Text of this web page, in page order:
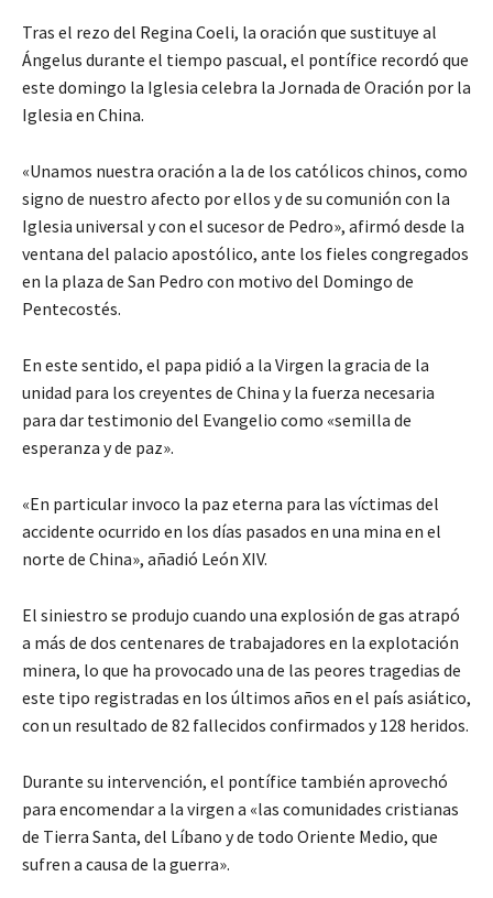
Tras el rezo del Regina Coeli, la oración que sustituye al
Ángelus durante el tiempo pascual, el pontífice recordó que
este domingo la Iglesia celebra la Jornada de Oración por la
Iglesia en China.
«Unamos nuestra oración a la de los católicos chinos, como
signo de nuestro afecto por ellos y de su comunión con la
Iglesia universal y con el sucesor de Pedro», afirmó desde la
ventana del palacio apostólico, ante los fieles congregados
en la plaza de San Pedro con motivo del Domingo de
Pentecostés.
En este sentido, el papa pidió a la Virgen la gracia de la
unidad para los creyentes de China y la fuerza necesaria
para dar testimonio del Evangelio como «semilla de
esperanza y de paz».
«En particular invoco la paz eterna para las víctimas del
accidente ocurrido en los días pasados en una mina en el
norte de China», añadió León XIV.
El siniestro se produjo cuando una explosión de gas atrapó
a más de dos centenares de trabajadores en la explotación
minera, lo que ha provocado una de las peores tragedias de
este tipo registradas en los últimos años en el país asiático,
con un resultado de 82 fallecidos confirmados y 128 heridos.
Durante su intervención, el pontífice también aprovechó
para encomendar a la virgen a «las comunidades cristianas
de Tierra Santa, del Líbano y de todo Oriente Medio, que
sufren a causa de la guerra».